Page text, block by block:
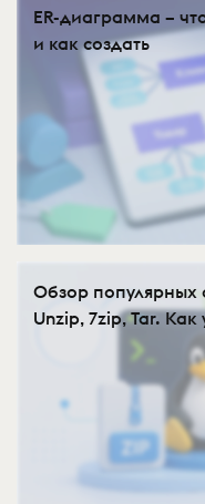
ER-диаграмма –
и как создать
Обзор популярных
Unzip, 7zip, Tar. Как